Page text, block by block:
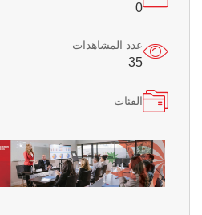
0
عدد المشاهدات
35
الفئات